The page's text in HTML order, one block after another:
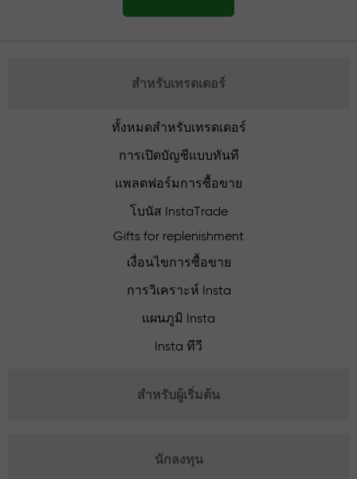
สำหรับเทรดเดอร์
ทั้งหมดสำหรับเทรดเดอร์
การเปิดบัญชีแบบทันที
แพลตฟอร์มการซื้อขาย
โบนัส InstaTrade
Gifts for replenishment
เงื่อนไขการซื้อขาย
การวิเคราะห์ Insta
แผนภูมิ Insta
Insta ทีวี
สำหรับผู้เริ่มต้น
นักลงทุน